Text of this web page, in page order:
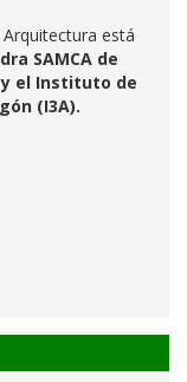
está
SAMCA de
el Instituto de
(I3A).